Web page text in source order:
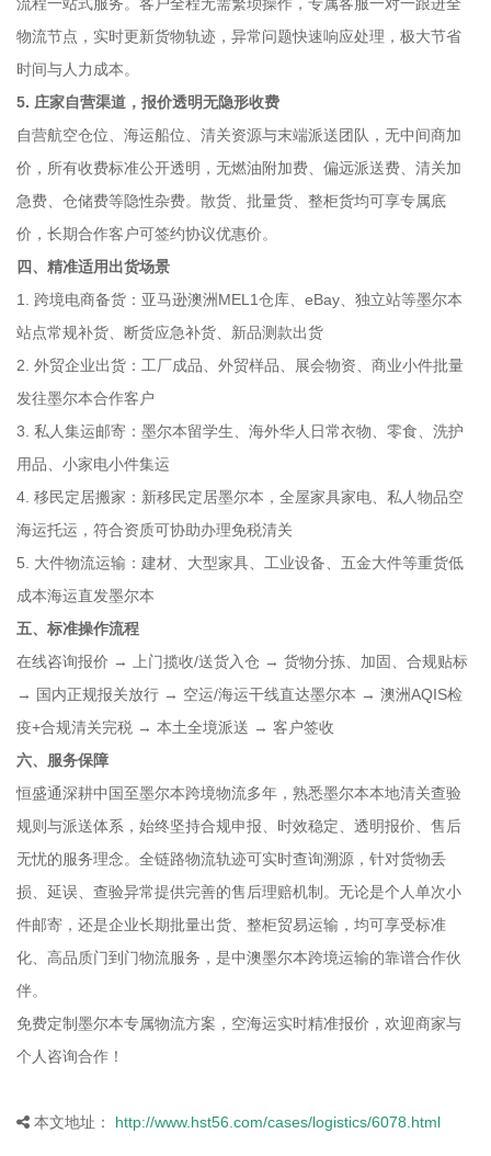
物流节点，实时更新货物轨迹，异常问题快速响应处理，极大节省
时间与人力成本。
5. 庄家自营渠道，报价透明无隐形收费
自营航空仓位、海运船位、清关资源与末端派送团队，无中间商加
价，所有收费标准公开透明，无燃油附加费、偏远派送费、清关加
急费、仓储费等隐性杂费。散货、批量货、整柜货均可享专属底
价，长期合作客户可签约协议优惠价。
四、精准适用出货场景
1. 跨境电商备货：亚马逊澳洲MEL1仓库、eBay、独立站等墨尔本
站点常规补货、断货应急补货、新品测款出货
2. 外贸企业出货：工厂成品、外贸样品、展会物资、商业小件批量
发往墨尔本合作客户
3. 私人集运邮寄：墨尔本留学生、海外华人日常衣物、零食、洗护
用品、小家电小件集运
4. 移民定居搬家：新移民定居墨尔本，全屋家具家电、私人物品空
海运托运，符合资质可协助办理免税清关
5. 大件物流运输：建材、大型家具、工业设备、五金大件等重货低
成本海运直发墨尔本
五、标准操作流程
在线咨询报价 → 上门揽收/送货入仓 → 货物分拣、加固、合规贴标
→ 国内正规报关放行 → 空运/海运干线直达墨尔本 → 澳洲AQIS检
疫+合规清关完税 → 本土全境派送 → 客户签收
六、服务保障
恒盛通深耕中国至墨尔本跨境物流多年，熟悉墨尔本本地清关查验
规则与派送体系，始终坚持合规申报、时效稳定、透明报价、售后
无忧的服务理念。全链路物流轨迹可实时查询溯源，针对货物丢
损、延误、查验异常提供完善的售后理赔机制。无论是个人单次小
件邮寄，还是企业长期批量出货、整柜贸易运输，均可享受标准
化、高品质门到门物流服务，是中澳墨尔本跨境运输的靠谱合作伙
伴。
免费定制墨尔本专属物流方案，空海运实时精准报价，欢迎商家与
个人咨询合作！
本文地址： http://www.hst56.com/cases/logistics/6078.html